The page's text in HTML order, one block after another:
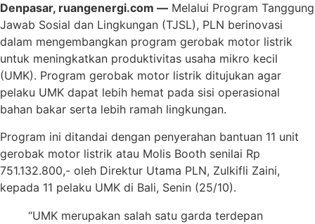
Denpasar, ruangenergi.com — Melalui Program Tanggung
Jawab Sosial dan Lingkungan (TJSL), PLN berinovasi
dalam mengembangkan program gerobak motor listrik
untuk meningkatkan produktivitas usaha mikro kecil
(UMK). Program gerobak motor listrik ditujukan agar
pelaku UMK dapat lebih hemat pada sisi operasional
bahan bakar serta lebih ramah lingkungan.
Program ini ditandai dengan penyerahan bantuan 11 unit
gerobak motor listrik atau Molis Booth senilai Rp
751.132.800,- oleh Direktur Utama PLN, Zulkifli Zaini,
kepada 11 pelaku UMK di Bali, Senin (25/10).
“UMK merupakan salah satu garda terdepan